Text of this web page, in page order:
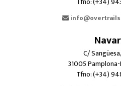
C/
31005
Tfno: (+34)